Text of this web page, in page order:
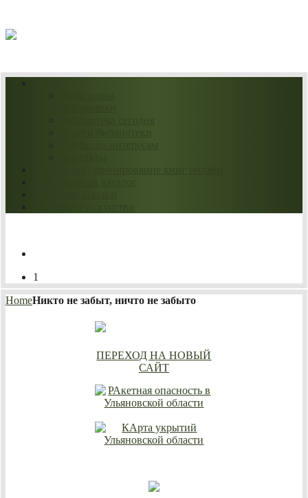
1
HomeНикто не забыт, ничто не забыто
ПЕРЕХОД НА НОВЫЙ
САЙТ